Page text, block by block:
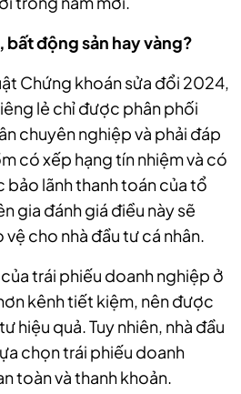
động sản hay vàng?
Chứng khoán sửa đổi 2024,
lẻ chỉ được phân phối
chuyên nghiệp và phải đáp
có xếp hạng tín nhiệm và có
bảo lãnh thanh toán của tổ
gia đánh giá điều này sẽ
cho nhà đầu tư cá nhân.
trái phiếu doanh nghiệp ở
kênh tiết kiệm, nên được
hiệu quả. Tuy nhiên, nhà đầu
chọn trái phiếu doanh
toàn và thanh khoản.